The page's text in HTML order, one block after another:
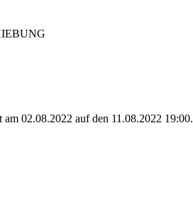
02.08.2022 auf den 11.08.2022 19:00.